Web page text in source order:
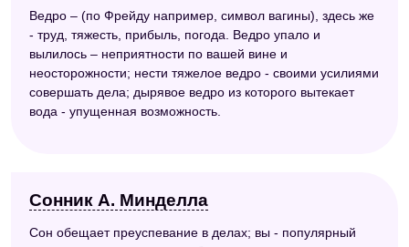
Ведро – (по Фрейду например, символ вагины), здесь же
- труд, тяжесть, прибыль, погода. Ведро упало и
вылилось – неприятности по вашей вине и
неосторожности; нести тяжелое ведро - своими усилиями
совершать дела; дырявое ведро из которого вытекает
вода - упущенная возможность.
Сонник А. Минделла
Сон обещает преуспевание в делах; вы - популярный